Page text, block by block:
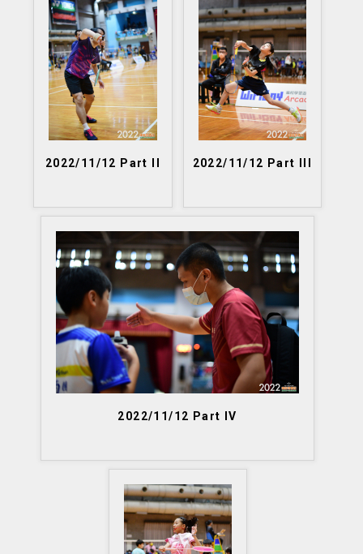
2022/11/12 Part II 2022/11/12 Part III
2022/11/12 Part IV